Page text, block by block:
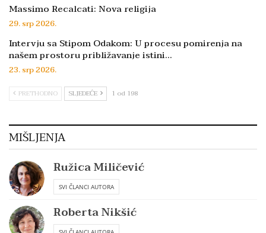
Massimo Recalcati: Nova religija
29. srp 2026.
Intervju sa Stipom Odakom: U procesu pomirenja na
našem prostoru približavanje istini…
23. srp 2026.
PRETHODNO SLJEDEĆE 1 od 198
MIŠLJENJA
Ružica Miličević
SVI ČLANCI AUTORA
Roberta Nikšić